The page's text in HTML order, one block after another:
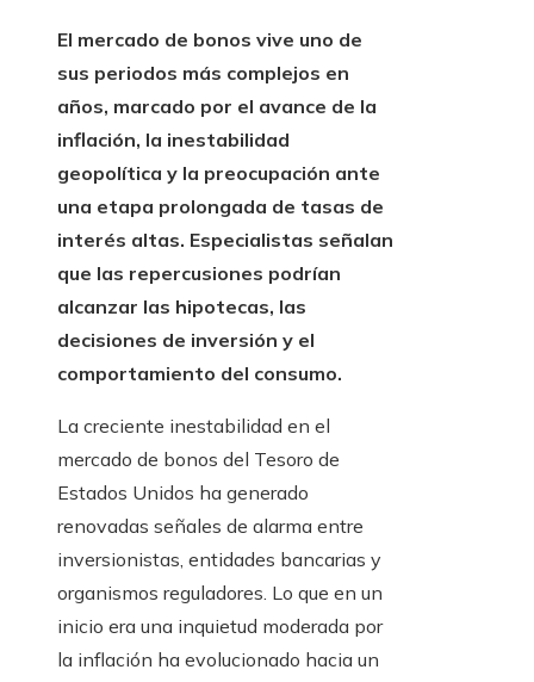
El mercado de bonos vive uno de
sus periodos más complejos en
años, marcado por el avance de la
inflación, la inestabilidad
geopolítica y la preocupación ante
una etapa prolongada de tasas de
interés altas. Especialistas señalan
que las repercusiones podrían
alcanzar las hipotecas, las
decisiones de inversión y el
comportamiento del consumo.
La creciente inestabilidad en el
mercado de bonos del Tesoro de
Estados Unidos ha generado
renovadas señales de alarma entre
inversionistas, entidades bancarias y
organismos reguladores. Lo que en un
inicio era una inquietud moderada por
la inflación ha evolucionado hacia un